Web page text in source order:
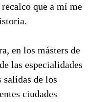
que a mí me
en los másters de
las especialidades
salidas de los
ciudades